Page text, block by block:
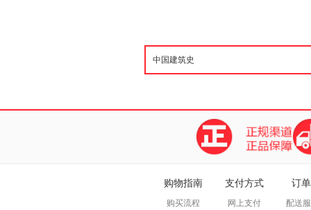
购物指南
购买流程
支付方式
网上支付
订
配送